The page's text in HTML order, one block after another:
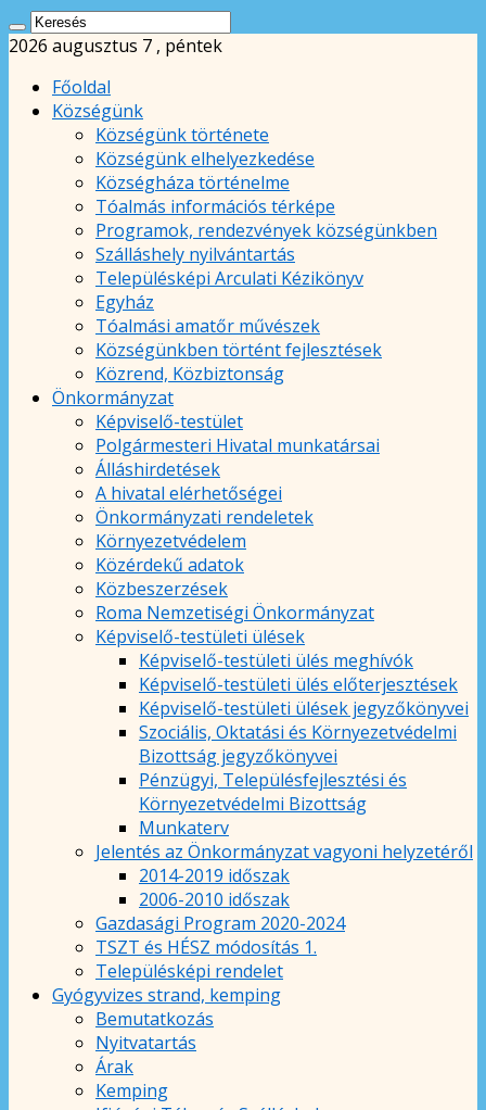
2026 augusztus 7 , péntek
Főoldal
Községünk
Községünk története
Községünk elhelyezkedése
Községháza történelme
Tóalmás információs térképe
Programok, rendezvények községünkben
Szálláshely nyilvántartás
Településképi Arculati Kézikönyv
Egyház
Tóalmási amatőr művészek
Községünkben történt fejlesztések
Közrend, Közbiztonság
Önkormányzat
Képviselő-testület
Polgármesteri Hivatal munkatársai
Álláshirdetések
A hivatal elérhetőségei
Önkormányzati rendeletek
Környezetvédelem
Közérdekű adatok
Közbeszerzések
Roma Nemzetiségi Önkormányzat
Képviselő-testületi ülések
Képviselő-testületi ülés meghívók
Képviselő-testületi ülés előterjesztések
Képviselő-testületi ülések jegyzőkönyvei
Szociális, Oktatási és Környezetvédelmi
Bizottság jegyzőkönyvei
Pénzügyi, Településfejlesztési és
Környezetvédelmi Bizottság
Munkaterv
Jelentés az Önkormányzat vagyoni helyzetéről
2014-2019 időszak
2006-2010 időszak
Gazdasági Program 2020-2024
TSZT és HÉSZ módosítás 1.
Településképi rendelet
Gyógyvizes strand, kemping
Bemutatkozás
Nyitvatartás
Árak
Kemping